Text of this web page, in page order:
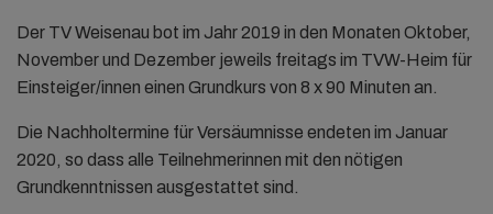
Der TV Weisenau bot im Jahr 2019 in den Monaten Oktober,
November und Dezember jeweils freitags im TVW-Heim für
Einsteiger/innen einen Grundkurs von 8 x 90 Minuten an.
Die Nachholtermine für Versäumnisse endeten im Januar
2020, so dass alle Teilnehmerinnen mit den nötigen
Grundkenntnissen ausgestattet sind.